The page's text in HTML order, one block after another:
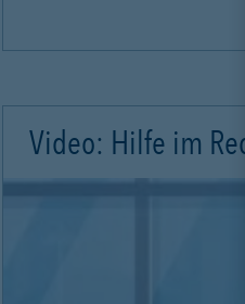
Video: Hilfe im